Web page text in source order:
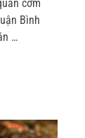
cơm
Bình
…